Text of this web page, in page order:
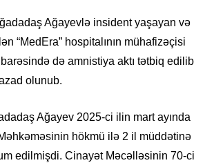
Ağayevlə insident yaşayan və
“MedEra” hospitalının mühafizəçisi
də amnistiya aktı tətbiq edilib
olunub.
Ağayev 2025-ci ilin mart ayında
hökmü ilə 2 il müddətinə
edilmişdi. Cinayət Məcəlləsinin 70-ci